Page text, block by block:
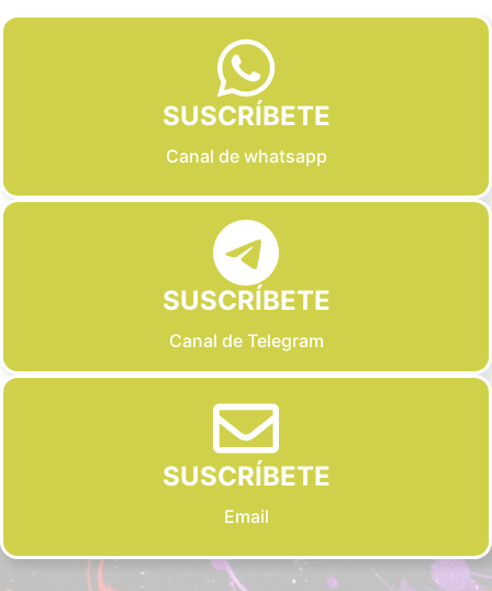
SUSCRÍBETE
Canal de whatsapp
SUSCRÍBETE
Canal de Telegram
SUSCRÍBETE
Email